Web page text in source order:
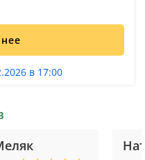
в 17:00